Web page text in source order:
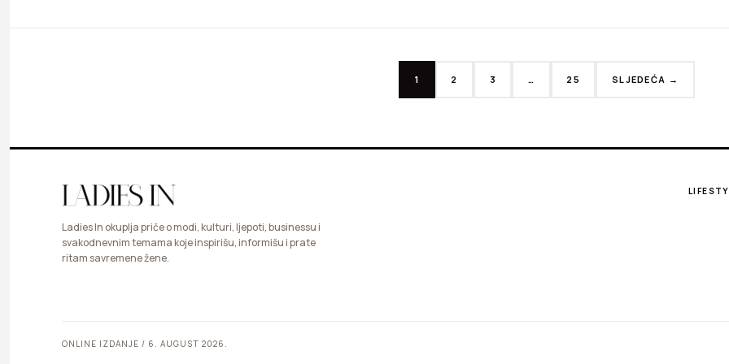
1 2 3 … 25 SLJEDEĆA →
Ladies In okuplja priče o modi, kulturi, ljepoti, businessu i
svakodnevnim temama koje inspirišu, informišu i prate
ritam savremene žene.
ONLINE IZDANJE / 6. AUGUST 2026.